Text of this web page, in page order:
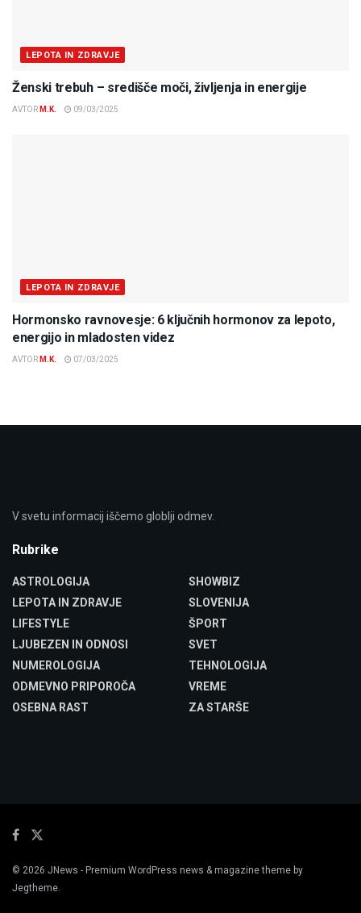
LEPOTA IN ZDRAVJE
Ženski trebuh – središče moči, življenja in energije
AVTOR M.K. 09/03/2025
LEPOTA IN ZDRAVJE
Hormonsko ravnovesje: 6 ključnih hormonov za lepoto,
energijo in mladosten videz
AVTOR M.K. 07/03/2025
V svetu informacij iščemo globlji odmev.
Rubrike
ASTROLOGIJA
LEPOTA IN ZDRAVJE
LIFESTYLE
LJUBEZEN IN ODNOSI
NUMEROLOGIJA
ODMEVNO PRIPOROČA
OSEBNA RAST
SHOWBIZ
SLOVENIJA
ŠPORT
SVET
TEHNOLOGIJA
VREME
ZA STARŠE
© 2026 JNews - Premium WordPress news & magazine theme by
Jegtheme